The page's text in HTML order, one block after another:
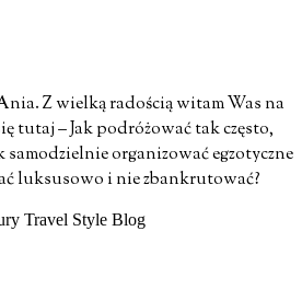
Z wielką radością witam Was na
tutaj – Jak podróżować tak często,
samodzielnie organizować egzotyczne
luksusowo i nie zbankrutować?